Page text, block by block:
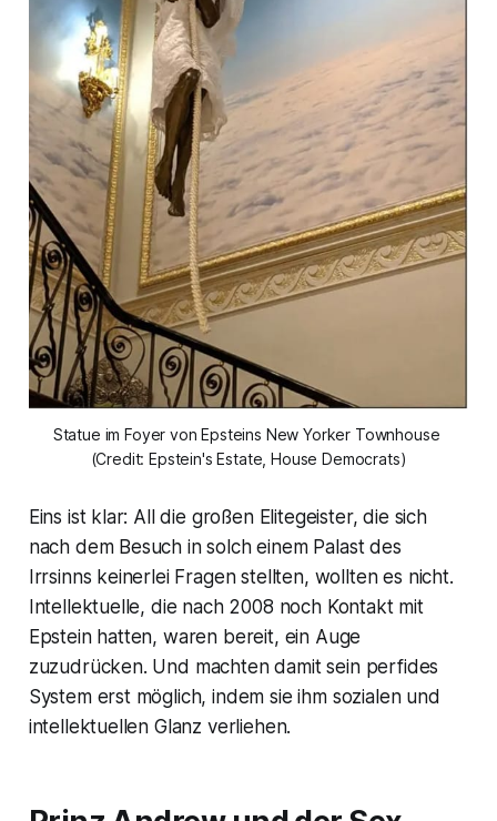
Statue im Foyer von Epsteins New Yorker Townhouse
(Credit: Epstein's Estate, House Democrats)
Eins ist klar: All die großen Elitegeister, die sich
nach dem Besuch in solch einem Palast des
Irrsinns keinerlei Fragen stellten, wollten es nicht.
Intellektuelle, die nach 2008 noch Kontakt mit
Epstein hatten, waren bereit, ein Auge
zuzudrücken. Und machten damit sein perfides
System erst möglich, indem sie ihm sozialen und
intellektuellen Glanz verliehen.